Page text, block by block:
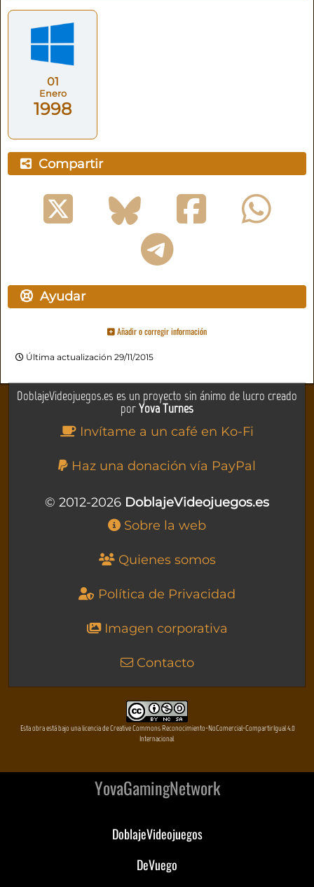
01
Enero
1998
Compartir
Ayudar
Añadir o corregir información
Última actualización 29/11/2015
DoblajeVideojuegos.es es un proyecto sin ánimo de lucro creado
porYova Turnes
Invítame a un café en Ko-Fi
Haz una donación vía PayPal
© 2012-2026 DoblajeVideojuegos.es
Sobre la web
Quienes somos
Política de Privacidad
Imagen corporativa
Contacto
Esta obra está bajo una licencia de Creative Commons Reconocimiento-NoComercial-CompartirIgual 4.0
Internacional
YovaGamingNetwork
DoblajeVideojuegos
DeVuego